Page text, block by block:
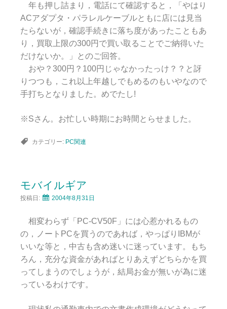
年も押し詰まり，電話にて確認すると，「やはり
ACアダプタ・パラレルケーブルともに店には見当
たらないが，確認手続きに落ち度があったこともあ
り，買取上限の300円で買い取ることでご納得いた
だけないか。」とのご回答。
おや？300円？100円じゃなかったっけ？？と訝
りつつも，これ以上年越しでもめるのもいやなので
手打ちとなりました。めでたし!
※Sさん。お忙しい時期にお時間とらせました。
カテゴリー: PC関連
モバイルギア
投稿日: 2004年8月31日
相変わらず「PC-CV50F」には心惹かれるもの
の，ノートPCを買うのであれば，やっぱりIBMが
いいな等と，中古も含め迷いに迷っています。もち
ろん，充分な資金があればとりあえずどちらかを買
ってしまうのでしょうが，結局お金が無いが為に迷
っているわけです。